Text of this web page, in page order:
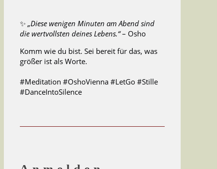
✨ „Diese wenigen Minuten am Abend sind
die wertvollsten deines Lebens.“– Osho
Komm wie du bist. Sei bereit für das, was
größer ist als Worte.
#Meditation #OshoVienna #LetGo #Stille
#DanceIntoSilence